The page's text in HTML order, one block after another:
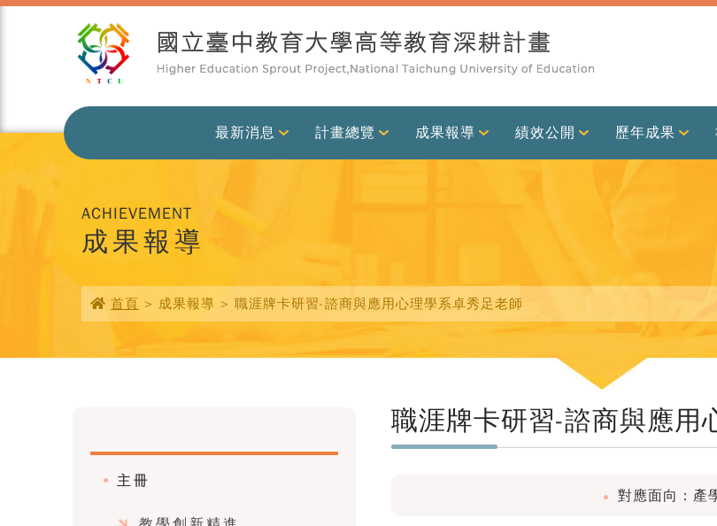
最新消息 計畫總覽 成果報導 績效公開 歷年成果
ACHIEVEMENT
成果報導
首頁 > 成果報導 > 職涯牌卡研習-諮商與應用心理學系卓秀足老師
主冊
職涯牌卡研習-諮商與應用
對應面向：產